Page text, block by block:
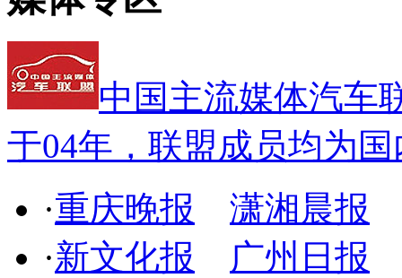
中国主流媒体汽车
于04年，联盟成员均为
·重庆晚报
潇湘晨报
·新文化报
广州日报